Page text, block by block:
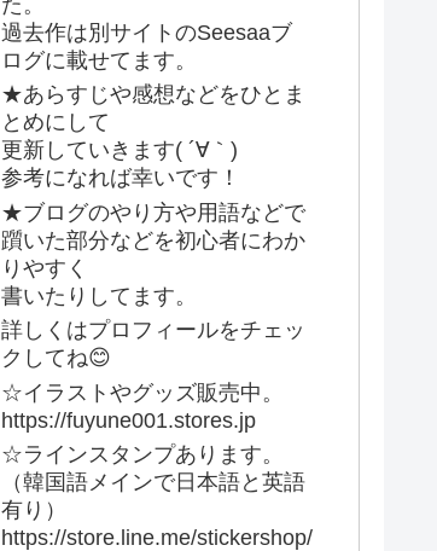
過去作は別サイトのSeesaaブ
ログに載せてます。
★あらすじや感想などをひとま
とめにして
更新していきます( ´∀｀)
参考になれば幸いです！
★ブログのやり方や用語などで
躓いた部分などを初心者にわか
りやすく
書いたりしてます。
詳しくはプロフィールをチェッ
クしてね😊
☆イラストやグッズ販売中。
https://fuyune001.stores.jp
☆ラインスタンプあります。
（韓国語メインで日本語と英語
有り）
https://store.line.me/stickershop/